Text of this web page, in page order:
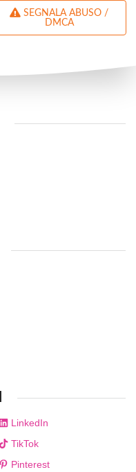
DMCA
LinkedIn
TikTok
Pinterest